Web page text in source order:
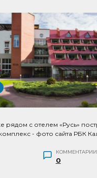
рядом с отелем «Русь»
- фото сайта РБК
КОММЕНТАРИИ
0